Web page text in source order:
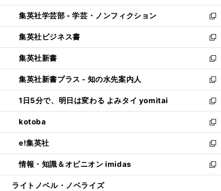
開
く
ウ
で
開
く
ン
ド
ウ
で
開
く
ウ
ィ
ン
ド
ウ
で
開
く
集英社学芸部 - 学芸・ノンフィクション
新
し
い
ウ
ィ
ン
ド
ウ
で
開
く
集英社ビジネス書
新
し
い
ウ
ィ
ン
ド
ウ
で
開
く
集英社新書
新
し
い
ウ
ィ
ン
ド
ウ
で
開
く
集英社新書プラス - 知の水先案内人
新
し
い
ウ
ィ
ン
ド
ウ
で
開
1日5分で、明日は変わる よみタイ yomitai
新
し
い
ウ
ィ
ン
ド
ウ
kotoba
新
し
い
ウ
ィ
ン
e!集英社
新
し
い
ウ
情報・知識＆オピニオン imidas
新
し
ライトノベル・ノベライズ